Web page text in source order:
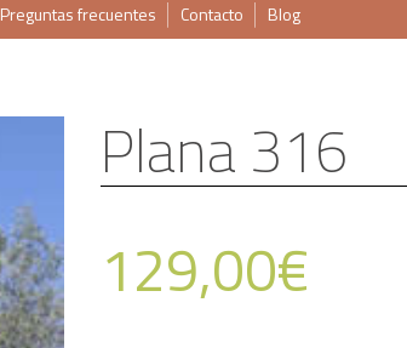
Preguntas frecuentes Contacto Blog
Plana 316
129,00€